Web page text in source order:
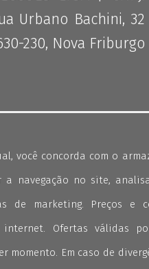
Urbano Bachini, 32
230, Nova Friburgo
você concorda com o
a navegação no site,
de marketing. Preços e
Ofertas válidas
momento. Em caso de